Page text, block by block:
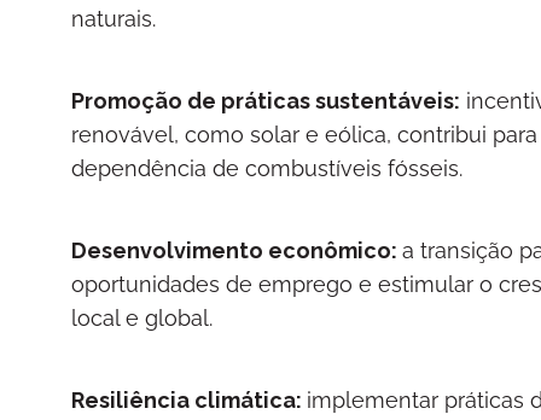
naturais.
Promoção de práticas sustentáveis:
renovável, como solar e eólica, contribui
dependência de combustíveis fósseis.
Desenvolvimento econômico: a transição
oportunidades de emprego e estimular o
local e global.
Resiliência climática: implementar práticas